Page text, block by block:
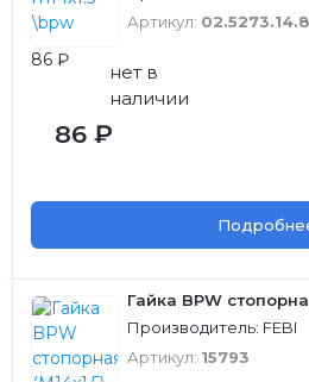
Артикул:
86 ₽
нет в
наличии
86 ₽
Гайка BPW
Производитель: FEBI
Артикул: 15793